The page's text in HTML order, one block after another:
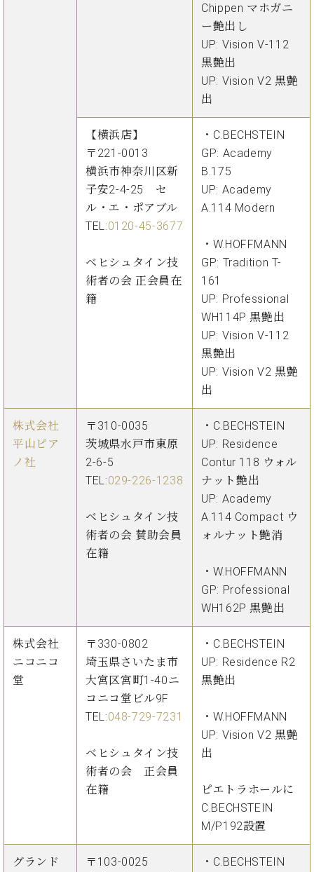
律
料
金
表
Chippen マホガニ
ー艶出し
UP: Vision V-112
黒艶出
UP: Vision V2 黒艶
出
【横浜店】
〒221-0013
横浜市神奈川区新
子安2-4-25 セ
ル・エ・ポアブル
TEL:0120-45-3677
ベヒシュタイン技
術者の会 正会員在
籍
・C.BECHSTEIN
GP: Academy
B.175
UP: Academy
A.114 Modern
・W.HOFFMANN
GP: Tradition T-
161
UP: Professional
WH114P 黒艶出
UP: Vision V-112
黒艶出
UP: Vision V2 黒艶
出
株式会社
平山ピア
ノ社
〒310-0035
茨城県水戸市東原
2-6-5
TEL:029-226-1238
ベヒシュタイン技
術者の会 賛助会員
在籍
・C.BECHSTEIN
UP: Residence
Contur 118 ウォル
ナット艶出
UP: Academy
A.114 Compact ウ
ォルナット艶消
・W.HOFFMANN
GP: Professional
WH162P 黒艶出
株式会社
ニコニコ
堂
〒330-0802
埼玉県さいたま市
大宮区宮町1-40ニ
コニコ堂ビル9F
TEL:048-729-7231
ベヒシュタイン技
術者の会 正会員
在籍
・C.BECHSTEIN
UP: Residence R2
黒艶出
・W.HOFFMANN
UP: Vision V2 黒艶
出
ピエトラホールに
C.BECHSTEIN
M/P192設置
グランド
〒103-0025
・C.BECHSTEIN